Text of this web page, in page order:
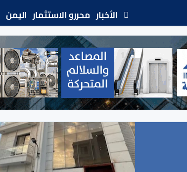
الأخبار محررو الاستثمار اليمن